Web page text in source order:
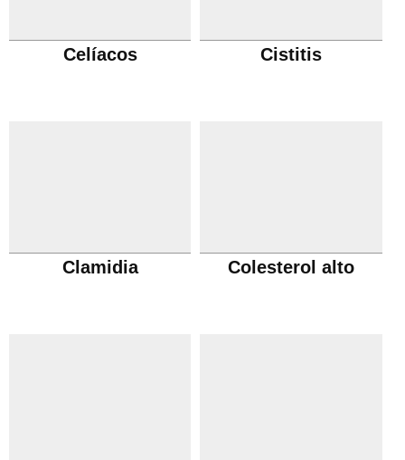
Celíacos Cistitis
Clamidia Colesterol alto